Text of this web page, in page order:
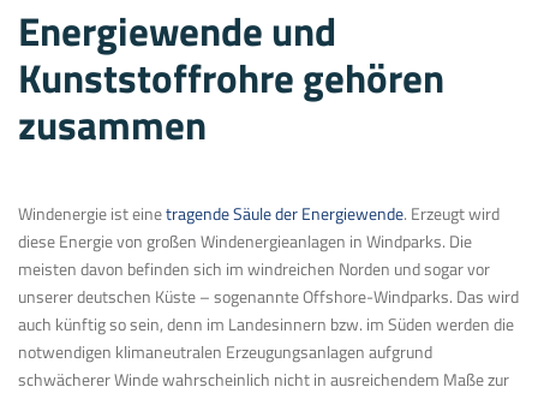
Energiewende und
Kunststoffrohre gehören
zusammen
Windenergie ist einetragende Säule der Energiewende. Erzeugt wird
diese Energie von großen Windenergieanlagen in Windparks. Die
meisten davon befinden sich im windreichen Norden und sogar vor
unserer deutschen Küste – sogenannte Offshore-Windparks. Das wird
auch künftig so sein, denn im Landesinnern bzw. im Süden werden die
notwendigen klimaneutralen Erzeugungsanlagen aufgrund
schwächerer Winde wahrscheinlich nicht in ausreichendem Maße zur